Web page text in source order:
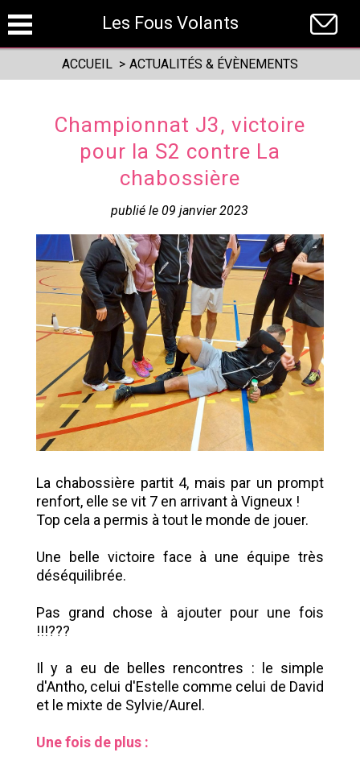
Les Fous Volants
ACCUEIL > ACTUALITÉS & ÉVÈNEMENTS
Championnat J3, victoire
pour la S2 contre La
chabossière
publié le 09 janvier 2023
La chabossière partit 4, mais par un prompt
renfort, elle se vit 7 en arrivant à Vigneux !
Top cela a permis à tout le monde de jouer.
Une belle victoire face à une équipe très
déséquilibrée.
Pas grand chose à ajouter pour une fois
!!!???
Il y a eu de belles rencontres : le simple
d'Antho, celui d'Estelle comme celui de David
et le mixte de Sylvie/Aurel.
Une fois de plus :